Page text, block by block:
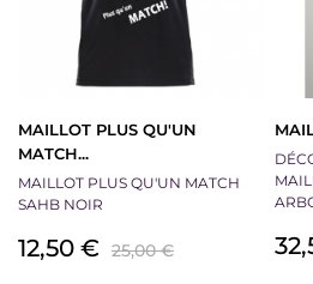
MAILLOT PLUS QU'UN
MATCH...
MAILLOT PLUS QU'UN MATCH
SAHB NOIR
Prix
12,50 € Prix
25,00 €